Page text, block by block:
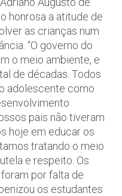
honrosa a atitude de
as crianças num
“O governo do
o meio ambiente, e
de décadas. Todos
adolescente como
pais não tiveram
hoje em educar os
tratando o meio
e respeito. Os
por falta de
os estudantes